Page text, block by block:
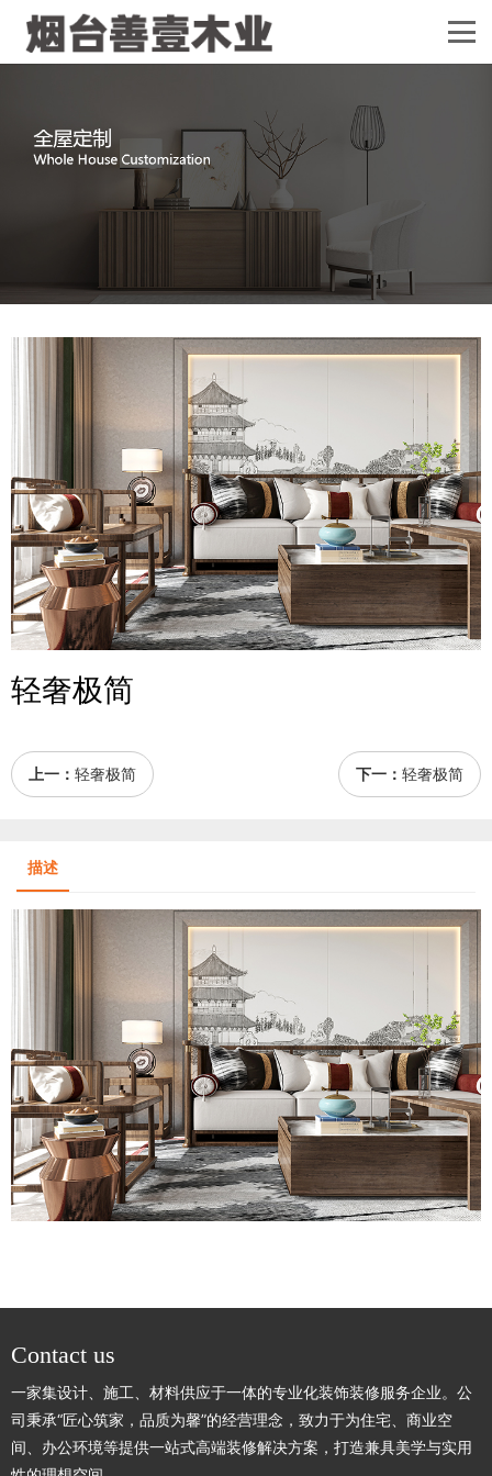
轻奢极简
上一： 轻奢极简 下一： 轻奢极简
描述
Contact us
一家集设计、施工、材料供应于一体的专业化装饰装修服务企业。公
司秉承“匠心筑家，品质为馨”的经营理念，致力于为住宅、商业空
间、办公环境等提供一站式高端装修解决方案，打造兼具美学与实用